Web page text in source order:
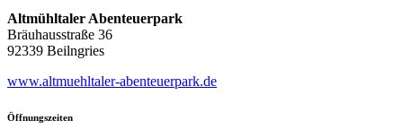
Altmühltaler Abenteuerpark
Bräuhausstraße 36
92339 Beilngries
www.altmuehltaler-abenteuerpark.de
Öffnungszeiten